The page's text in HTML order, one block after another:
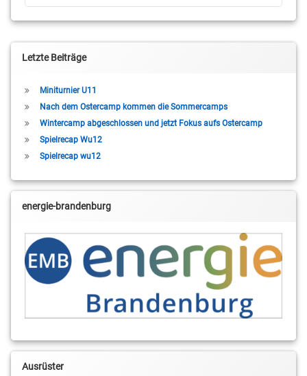
Letzte Beiträge
Miniturnier U11
Nach dem Ostercamp kommen die Sommercamps
Wintercamp abgeschlossen und jetzt Fokus aufs Ostercamp
Spielrecap Wu12
Spielrecap wu12
energie-brandenburg
Ausrüster